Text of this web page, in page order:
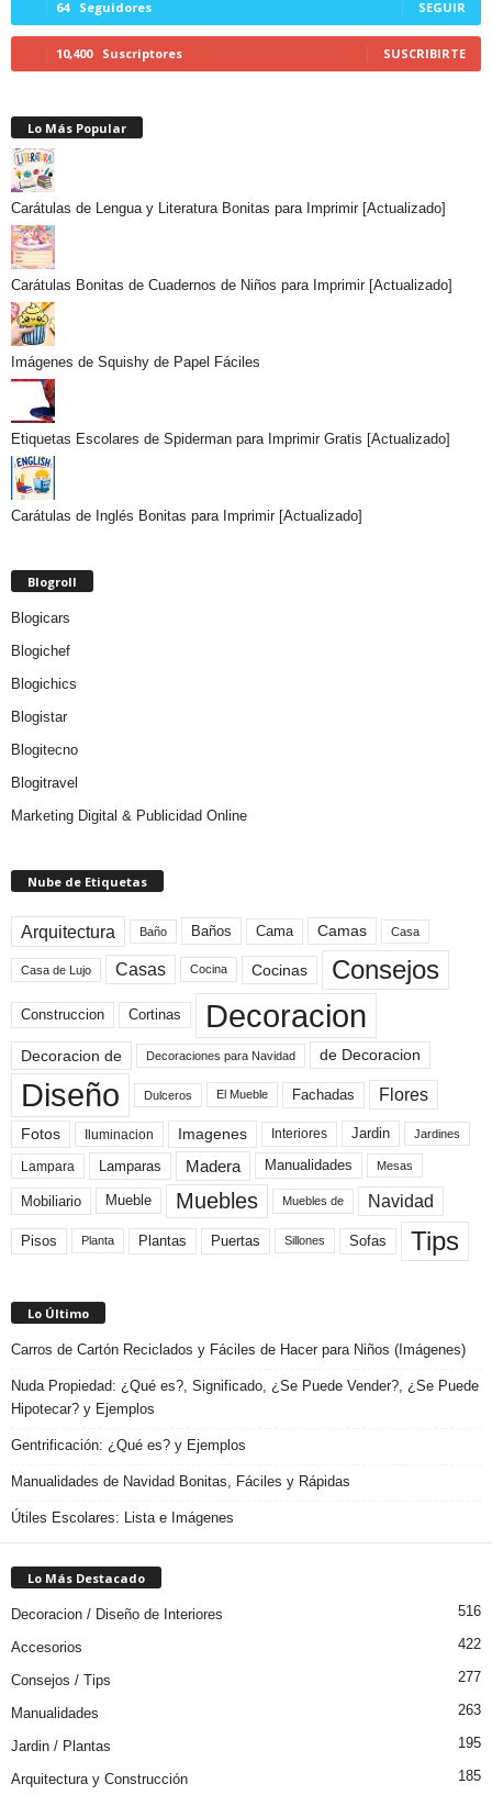
64 Seguidores SEGUIR
10,400 Suscriptores SUSCRIBIRTE
Lo Más Popular
Carátulas de Lengua y Literatura Bonitas para Imprimir [Actualizado]
Carátulas Bonitas de Cuadernos de Niños para Imprimir [Actualizado]
Imágenes de Squishy de Papel Fáciles
Etiquetas Escolares de Spiderman para Imprimir Gratis [Actualizado]
Carátulas de Inglés Bonitas para Imprimir [Actualizado]
Blogroll
Blogicars
Blogichef
Blogichics
Blogistar
Blogitecno
Blogitravel
Marketing Digital & Publicidad Online
Nube de Etiquetas
Arquitectura Baño Baños Cama Camas Casa
Casa de Lujo Casas Cocina Cocinas Consejos
Construccion Cortinas Decoracion
Decoracion de Decoraciones para Navidad de Decoracion
Diseño Dulceros El Mueble Fachadas Flores
Fotos Iluminacion Imagenes Interiores Jardin Jardines
Lampara Lamparas Madera Manualidades Mesas
Mobiliario Mueble Muebles Muebles de Navidad
Pisos Planta Plantas Puertas Sillones Sofas Tips
Lo Último
Carros de Cartón Reciclados y Fáciles de Hacer para Niños (Imágenes)
Nuda Propiedad: ¿Qué es?, Significado, ¿Se Puede Vender?, ¿Se Puede
Hipotecar? y Ejemplos
Gentrificación: ¿Qué es? y Ejemplos
Manualidades de Navidad Bonitas, Fáciles y Rápidas
Útiles Escolares: Lista e Imágenes
Lo Más Destacado
Decoracion / Diseño de Interiores 516
Accesorios 422
Consejos / Tips 277
Manualidades 263
Jardin / Plantas 195
Arquitectura y Construcción 185